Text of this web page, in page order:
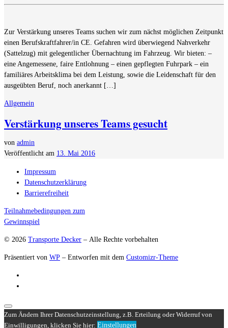
Zur Verstärkung unseres Teams suchen wir zum nächst möglichen Zeitpunkt
einen Berufskraftfahrer/in CE. Gefahren wird überwiegend Nahverkehr
(Sattelzug) mit gelegentlicher Übernachtung im Fahrzeug. Wir bieten: –
eine Angemessene, faire Entlohnung – einen gepflegten Fuhrpark – ein
familiäres Arbeitsklima bei dem Leistung, sowie die Leidenschaft für den
ausgeübten Beruf, noch anerkannt […]
Allgemein
Verstärkung unseres Teams gesucht
von admin
Veröffentlicht am 13. Mai 2016
Impressum
Datenschutzerklärung
Barrierefreiheit
Teilnahmebedingungen zum
Gewinnspiel
© 2026 Transporte Decker – Alle Rechte vorbehalten
Präsentiert von WP – Entworfen mit dem Customizr-Theme
Zum Ändern Ihrer Datenschutzeinstellung, z.B. Erteilung oder Widerruf von
Einwilligungen, klicken Sie hier: Einstellungen